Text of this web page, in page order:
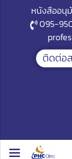
หนังสืออนุ
095-